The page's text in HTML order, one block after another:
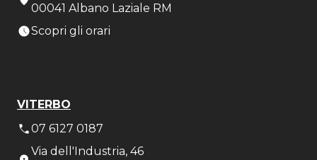
00041 Albano Laziale RM
Scopri gli orari
VITERBO
07 6127 0187
Via dell'Industria, 46